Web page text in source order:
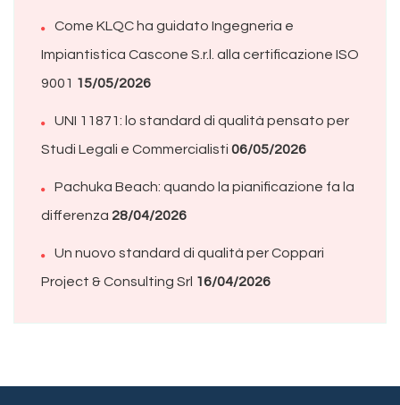
Come KLQC ha guidato Ingegneria e
Impiantistica Cascone S.r.l. alla certificazione ISO
9001 15/05/2026
UNI 11871: lo standard di qualità pensato per
Studi Legali e Commercialisti 06/05/2026
Pachuka Beach: quando la pianificazione fa la
differenza 28/04/2026
Un nuovo standard di qualità per Coppari
Project & Consulting Srl 16/04/2026